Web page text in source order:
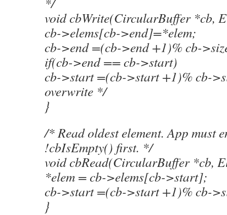
void cbWrite(CircularBuffer *cb,
cb->elems[cb->end]=*elem;
cb->end =(cb->end +1)% cb-
if(cb->end == cb->start)
cb->start =(cb->start +1)% cb-
overwrite */
}
/* Read oldest element. App must
!cbIsEmpty() first. */
void cbRead(CircularBuffer *cb,
*elem = cb->elems[cb->start];
cb->start =(cb->start +1)% cb-
}